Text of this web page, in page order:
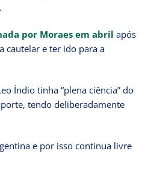
por Moraes em abril após
cautelar e ter ido para a
Índio tinha “plena ciência” do
tendo deliberadamente
e por isso continua livre